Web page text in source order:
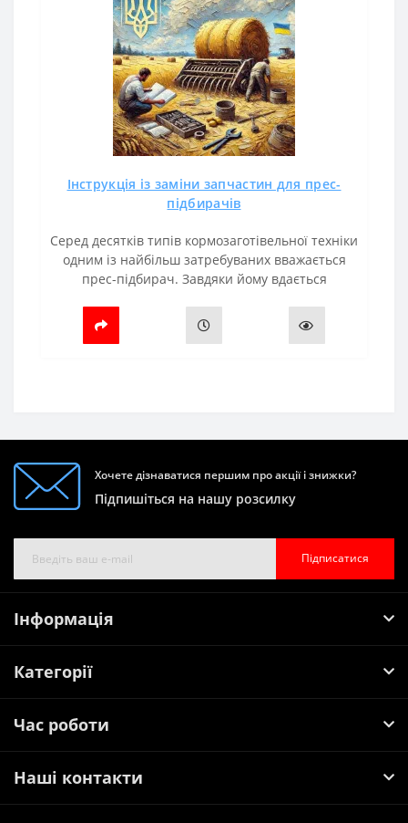
Інструкція із заміни запчастин для прес-
підбирачів
Серед десятків типів кормозаготівельної техніки
одним із найбільш затребуваних вважається
прес-підбирач. Завдяки йому вдається
збільшити продуктивність.Але важливо..
Хочете дізнаватися першим про акції і знижки?
Підпишіться на нашу розсилку
Підписатися
Інформація
Категорії
Час роботи
Наші контакти